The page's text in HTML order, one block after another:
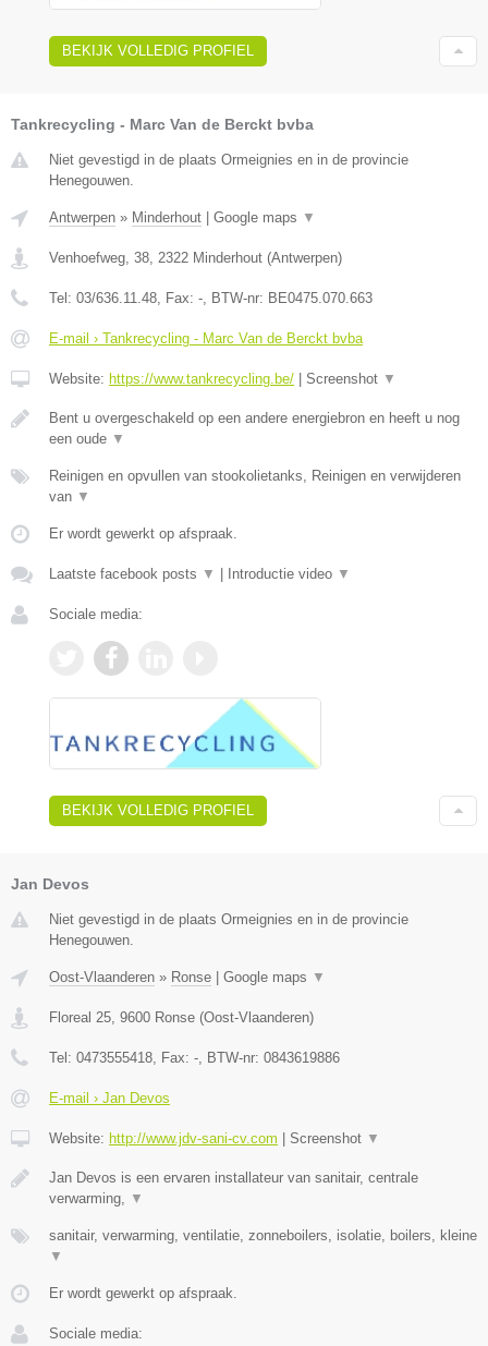
BEKIJK VOLLEDIG PROFIEL
Tankrecycling - Marc Van de Berckt bvba
Niet gevestigd in de plaats Ormeignies en in de provincie
Henegouwen.
Antwerpen » Minderhout | Google maps ▼
Venhoefweg, 38 2322 Minderhout (Antwerpen)
Tel: 03/636.11.48 , Fax: - , BTW-nr: BE0475.070.663
E-mail › Tankrecycling - Marc Van de Berckt bvba
Website: https://www.tankrecycling.be/ | Screenshot ▼
Bent u overgeschakeld op een andere energiebron en heeft u nog
een oude ▼
Reinigen en opvullen van stookolietanks, Reinigen en verwijderen
van ▼
Er wordt gewerkt op afspraak.
Laatste facebook posts ▼ | Introductie video ▼
Sociale media:
BEKIJK VOLLEDIG PROFIEL
Jan Devos
Niet gevestigd in de plaats Ormeignies en in de provincie
Henegouwen.
Oost-Vlaanderen » Ronse Google maps ▼
Floreal 25 9600 Ronse (Oost-Vlaanderen)
Tel: 0473555418 , Fax: - , BTW-nr: 0843619886
E-mail › Jan Devos
Website: http://www.jdv-sani-cv.com Screenshot ▼
Jan Devos is een ervaren installateur van sanitair, centrale
verwarming,
▼
sanitair, verwarming, ventilatie, zonneboilers, isolatie, boilers, kleine
▼
Er wordt gewerkt op afspraak.
Sociale media: